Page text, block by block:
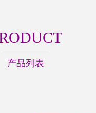
产品列表